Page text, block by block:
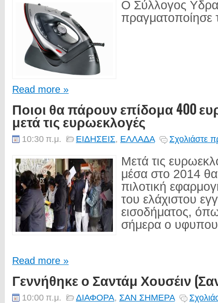
Ο Σύλλογος
Read more »
Ποιοι θα πάρουν επίδομα 400
μετά τις ευρωεκλογές
10:30 π.μ. ΕΙΔΗΣΕΙΣ, ΕΛΛΑΔΑ Σχολιάστε
Μετά τις
μέσα στο 2014 θα
πιλοτική
του ελάχιστου
εισοδήματος,
σήμερα ο
Read more »
Γεννήθηκε ο Σαντάμ Χουσέιν
10:00 π.μ. ΔΙΑΦΟΡΑ, ΣΑΝ ΣΗΜΕΡΑ